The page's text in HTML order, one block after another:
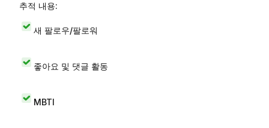
추적 내용:
새 팔로우/팔로워
좋아요 및 댓글 활동
MBTI